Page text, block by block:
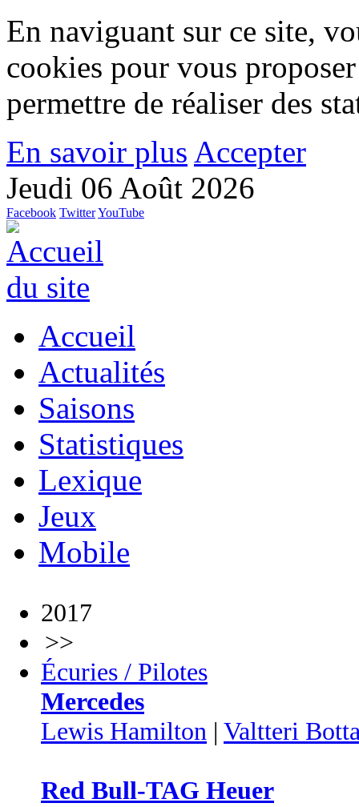
En naviguant sur ce site,
cookies pour vous
permettre de réaliser des
En savoir plus Accepter
Jeudi 06 Août 2026
Facebook TwitterYouTube
Accueil
Actualités
Saisons
Statistiques
Lexique
Jeux
Mobile
2017
>>
Écuries / Pilotes
Mercedes
Lewis Hamilton | Valtteri
Red Bull-TAG Heuer